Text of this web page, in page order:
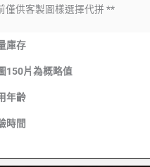
僅供客製圖樣選擇代拼 **
庫存
150片為概略值
年齡
時間